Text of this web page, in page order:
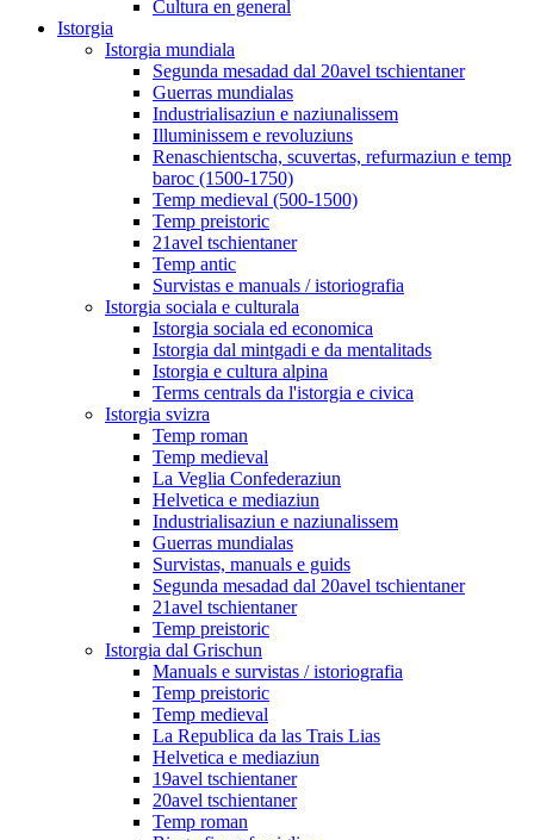
Cultura en general
Istorgia
Istorgia mundiala
Segunda mesadad dal 20avel tschientaner
Guerras mundialas
Industrialisaziun e naziunalissem
Illuminissem e revoluziuns
Renaschientscha, scuvertas, refurmaziun e temp
baroc (1500-1750)
Temp medieval (500-1500)
Temp preistoric
21avel tschientaner
Temp antic
Survistas e manuals / istoriografia
Istorgia sociala e culturala
Istorgia sociala ed economica
Istorgia dal mintgadi e da mentalitads
Istorgia e cultura alpina
Terms centrals da l'istorgia e civica
Istorgia svizra
Temp roman
Temp medieval
La Veglia Confederaziun
Helvetica e mediaziun
Industrialisaziun e naziunalissem
Guerras mundialas
Survistas, manuals e guids
Segunda mesadad dal 20avel tschientaner
21avel tschientaner
Temp preistoric
Istorgia dal Grischun
Manuals e survistas / istoriografia
Temp preistoric
Temp medieval
La Republica da las Trais Lias
Helvetica e mediaziun
19avel tschientaner
20avel tschientaner
Temp roman